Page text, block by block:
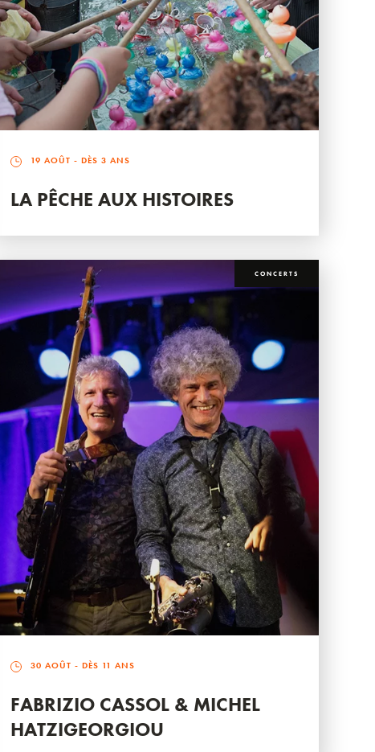
19 AOÛT - DÈS 3 ANS
LA PÊCHE AUX HISTOIRES
CONCERTS
30 AOÛT - DÈS 11 ANS
FABRIZIO CASSOL & MICHEL
HATZIGEORGIOU